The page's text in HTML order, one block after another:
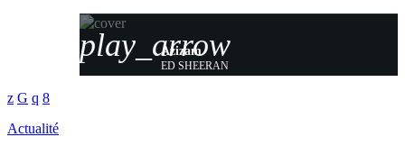
play_arrow
Azizam
ED SHEERAN
Actualité